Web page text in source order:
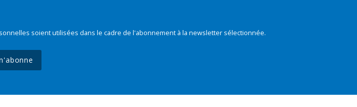
soient utilisées dans le cadre de l'abonnement à la newsletter sélectionnée.